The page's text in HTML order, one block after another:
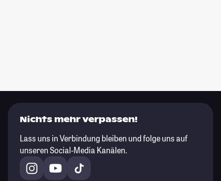
Nichts mehr verpassen!
Lass uns in Verbindung bleiben und folge uns auf
unseren Social-Media Kanälen.